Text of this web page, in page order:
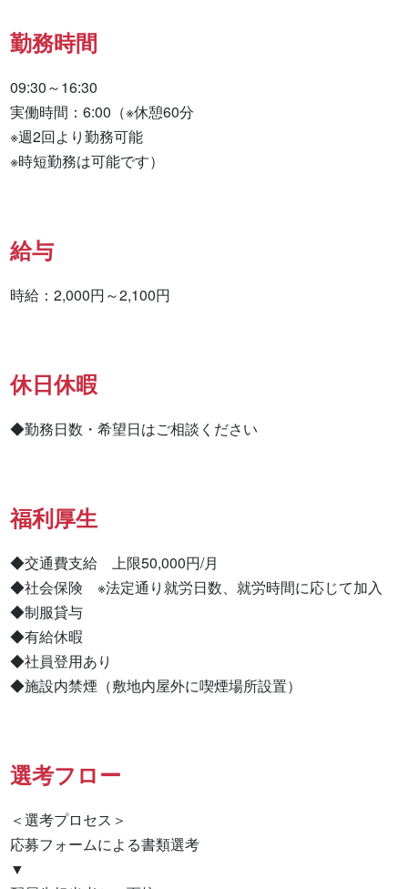
勤務時間
09:30～16:30
実働時間：6:00（※休憩60分
※週2回より勤務可能
※時短勤務は可能です）
給与
時給：2,000円～2,100円
休日休暇
◆勤務日数・希望日はご相談ください
福利厚生
◆交通費支給　上限50,000円/月
◆社会保険　※法定通り就労日数、就労時間に応じて加入
◆制服貸与
◆有給休暇
◆社員登用あり
◆施設内禁煙（敷地内屋外に喫煙場所設置）
選考フロー
＜選考プロセス＞
応募フォームによる書類選考
▼